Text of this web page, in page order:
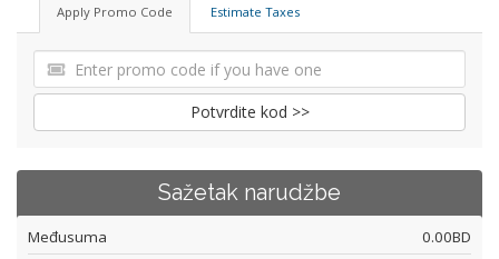
Apply Promo Code Estimate Taxes
Potvrdite kod >>
Sažetak narudžbe
Međusuma 0.00BD